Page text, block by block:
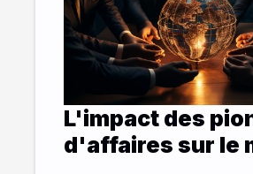
L'impact des
d'affaires sur le